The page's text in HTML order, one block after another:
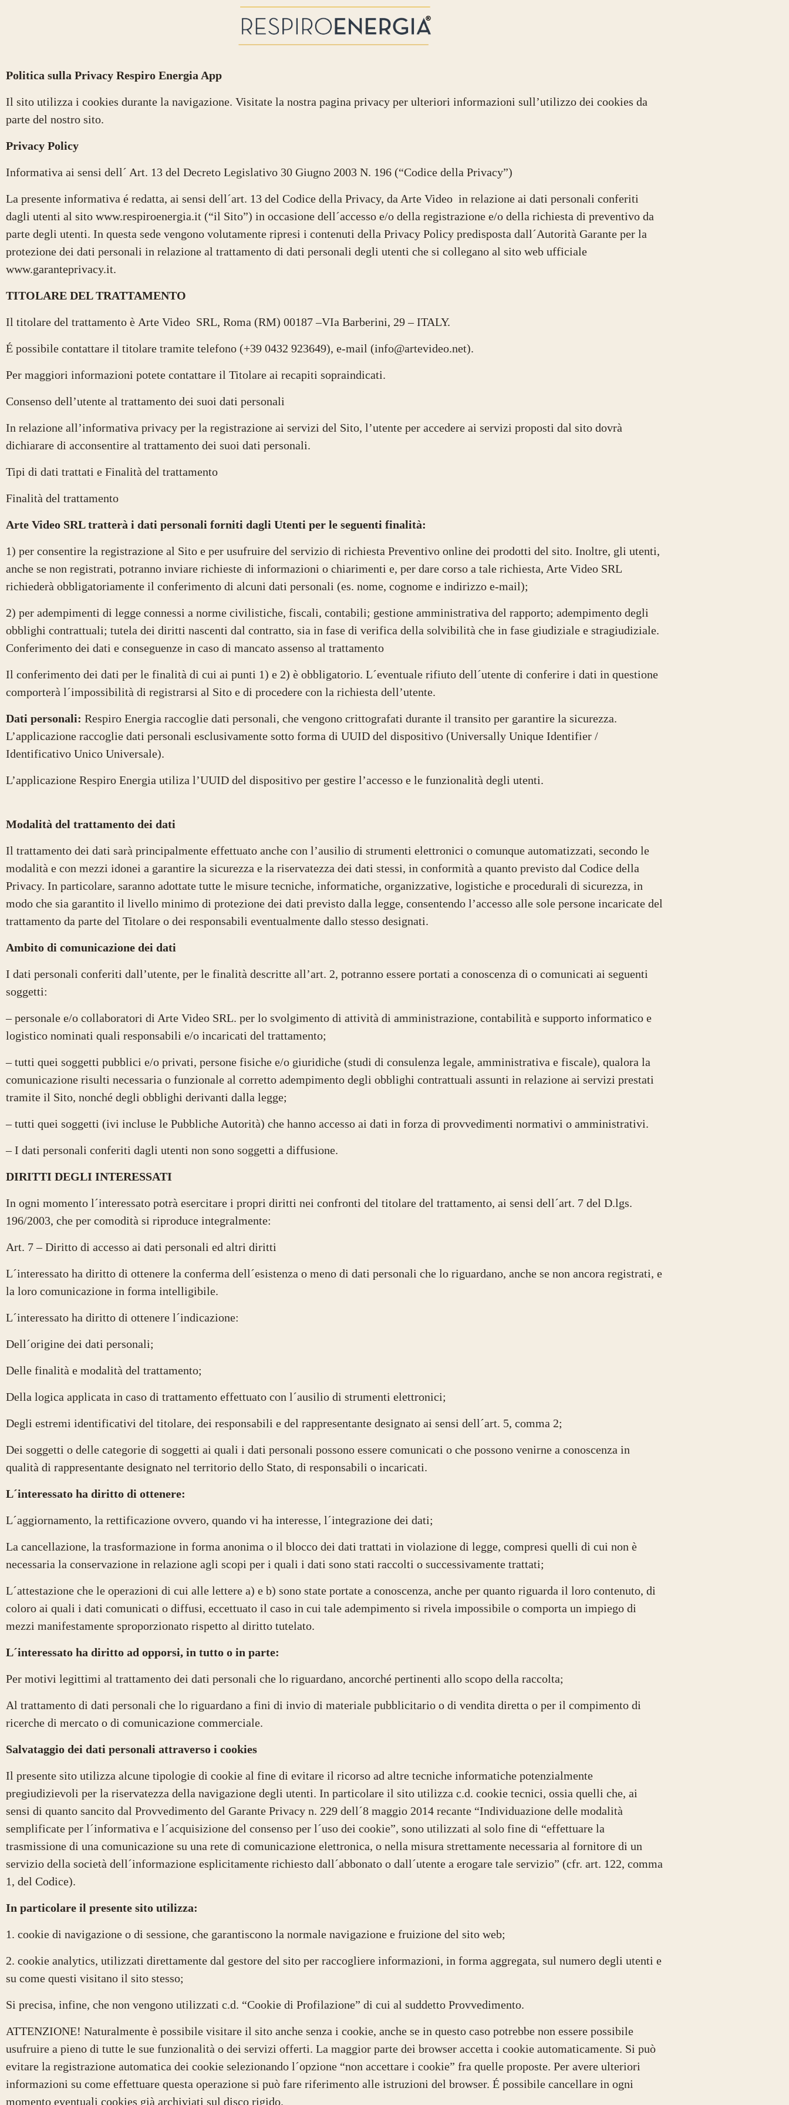
Politica sulla Privacy Respiro Energia App
Il sito utilizza i cookies durante la navigazione. Visitate la nostra pagina privacy per ulteriori informazioni sull’utilizzo dei cookies da
parte del nostro sito.
Privacy Policy
Informativa ai sensi dell´ Art. 13 del Decreto Legislativo 30 Giugno 2003 N. 196 (“Codice della Privacy”)
La presente informativa é redatta, ai sensi dell´art. 13 del Codice della Privacy, da Arte Video in relazione ai dati personali conferiti
dagli utenti al sito www.respiroenergia.it (“il Sito”) in occasione dell´accesso e/o della registrazione e/o della richiesta di preventivo da
parte degli utenti. In questa sede vengono volutamente ripresi i contenuti della Privacy Policy predisposta dall´Autorità Garante per la
protezione dei dati personali in relazione al trattamento di dati personali degli utenti che si collegano al sito web ufficiale
www.garanteprivacy.it.
TITOLARE DEL TRATTAMENTO
Il titolare del trattamento è Arte Video SRL, Roma (RM) 00187 –VIa Barberini, 29 – ITALY.
É possibile contattare il titolare tramite telefono (+39 0432 923649), e-mail (info@artevideo.net).
Per maggiori informazioni potete contattare il Titolare ai recapiti sopraindicati.
Consenso dell’utente al trattamento dei suoi dati personali
In relazione all’informativa privacy per la registrazione ai servizi del Sito, l’utente per accedere ai servizi proposti dal sito dovrà
dichiarare di acconsentire al trattamento dei suoi dati personali.
Tipi di dati trattati e Finalità del trattamento
Finalità del trattamento
Arte Video SRL tratterà i dati personali forniti dagli Utenti per le seguenti finalità:
1) per consentire la registrazione al Sito e per usufruire del servizio di richiesta Preventivo online dei prodotti del sito. Inoltre, gli utenti,
anche se non registrati, potranno inviare richieste di informazioni o chiarimenti e, per dare corso a tale richiesta, Arte Video SRL
richiederà obbligatoriamente il conferimento di alcuni dati personali (es. nome, cognome e indirizzo e-mail);
2) per adempimenti di legge connessi a norme civilistiche, fiscali, contabili; gestione amministrativa del rapporto; adempimento degli
obblighi contrattuali; tutela dei diritti nascenti dal contratto, sia in fase di verifica della solvibilità che in fase giudiziale e stragiudiziale.
Conferimento dei dati e conseguenze in caso di mancato assenso al trattamento
Il conferimento dei dati per le finalità di cui ai punti 1) e 2) è obbligatorio. L´eventuale rifiuto dell´utente di conferire i dati in questione
comporterà l´impossibilità di registrarsi al Sito e di procedere con la richiesta dell’utente.
Dati personali: Respiro Energia raccoglie dati personali, che vengono crittografati durante il transito per garantire la sicurezza.
L’applicazione raccoglie dati personali esclusivamente sotto forma di UUID del dispositivo (Universally Unique Identifier /
Identificativo Unico Universale).
L’applicazione Respiro Energia utiliza l’UUID del dispositivo per gestire l’accesso e le funzionalità degli utenti.
Modalità del trattamento dei dati
Il trattamento dei dati sarà principalmente effettuato anche con l’ausilio di strumenti elettronici o comunque automatizzati, secondo le
modalità e con mezzi idonei a garantire la sicurezza e la riservatezza dei dati stessi, in conformità a quanto previsto dal Codice della
Privacy. In particolare, saranno adottate tutte le misure tecniche, informatiche, organizzative, logistiche e procedurali di sicurezza, in
modo che sia garantito il livello minimo di protezione dei dati previsto dalla legge, consentendo l’accesso alle sole persone incaricate del
trattamento da parte del Titolare o dei responsabili eventualmente dallo stesso designati.
Ambito di comunicazione dei dati
I dati personali conferiti dall’utente, per le finalità descritte all’art. 2, potranno essere portati a conoscenza di o comunicati ai seguenti
soggetti:
– personale e/o collaboratori di Arte Video SRL. per lo svolgimento di attività di amministrazione, contabilità e supporto informatico e
logistico nominati quali responsabili e/o incaricati del trattamento;
– tutti quei soggetti pubblici e/o privati, persone fisiche e/o giuridiche (studi di consulenza legale, amministrativa e fiscale), qualora la
comunicazione risulti necessaria o funzionale al corretto adempimento degli obblighi contrattuali assunti in relazione ai servizi prestati
tramite il Sito, nonché degli obblighi derivanti dalla legge;
– tutti quei soggetti (ivi incluse le Pubbliche Autorità) che hanno accesso ai dati in forza di provvedimenti normativi o amministrativi.
– I dati personali conferiti dagli utenti non sono soggetti a diffusione.
DIRITTI DEGLI INTERESSATI
In ogni momento l´interessato potrà esercitare i propri diritti nei confronti del titolare del trattamento, ai sensi dell´art. 7 del D.lgs.
196/2003, che per comodità si riproduce integralmente:
Art. 7 – Diritto di accesso ai dati personali ed altri diritti
L´interessato ha diritto di ottenere la conferma dell´esistenza o meno di dati personali che lo riguardano, anche se non ancora registrati, e
la loro comunicazione in forma intelligibile.
L´interessato ha diritto di ottenere l´indicazione:
Dell´origine dei dati personali;
Delle finalità e modalità del trattamento;
Della logica applicata in caso di trattamento effettuato con l´ausilio di strumenti elettronici;
Degli estremi identificativi del titolare, dei responsabili e del rappresentante designato ai sensi dell´art. 5, comma 2;
Dei soggetti o delle categorie di soggetti ai quali i dati personali possono essere comunicati o che possono venirne a conoscenza in
qualità di rappresentante designato nel territorio dello Stato, di responsabili o incaricati.
L´interessato ha diritto di ottenere:
L´aggiornamento, la rettificazione ovvero, quando vi ha interesse, l´integrazione dei dati;
La cancellazione, la trasformazione in forma anonima o il blocco dei dati trattati in violazione di legge, compresi quelli di cui non è
necessaria la conservazione in relazione agli scopi per i quali i dati sono stati raccolti o successivamente trattati;
L´attestazione che le operazioni di cui alle lettere a) e b) sono state portate a conoscenza, anche per quanto riguarda il loro contenuto, di
coloro ai quali i dati comunicati o diffusi, eccettuato il caso in cui tale adempimento si rivela impossibile o comporta un impiego di
mezzi manifestamente sproporzionato rispetto al diritto tutelato.
L´interessato ha diritto ad opporsi, in tutto o in parte:
Per motivi legittimi al trattamento dei dati personali che lo riguardano, ancorché pertinenti allo scopo della raccolta;
Al trattamento di dati personali che lo riguardano a fini di invio di materiale pubblicitario o di vendita diretta o per il compimento di
ricerche di mercato o di comunicazione commerciale.
Salvataggio dei dati personali attraverso i cookies
Il presente sito utilizza alcune tipologie di cookie al fine di evitare il ricorso ad altre tecniche informatiche potenzialmente
pregiudizievoli per la riservatezza della navigazione degli utenti. In particolare il sito utilizza c.d. cookie tecnici, ossia quelli che, ai
sensi di quanto sancito dal Provvedimento del Garante Privacy n. 229 dell´8 maggio 2014 recante “Individuazione delle modalità
semplificate per l´informativa e l´acquisizione del consenso per l´uso dei cookie”, sono utilizzati al solo fine di “effettuare la
trasmissione di una comunicazione su una rete di comunicazione elettronica, o nella misura strettamente necessaria al fornitore di un
servizio della società dell´informazione esplicitamente richiesto dall´abbonato o dall´utente a erogare tale servizio” (cfr. art. 122, comma
1, del Codice).
In particolare il presente sito utilizza:
1. cookie di navigazione o di sessione, che garantiscono la normale navigazione e fruizione del sito web;
2. cookie analytics, utilizzati direttamente dal gestore del sito per raccogliere informazioni, in forma aggregata, sul numero degli utenti e
su come questi visitano il sito stesso;
Si precisa, infine, che non vengono utilizzati c.d. “Cookie di Profilazione” di cui al suddetto Provvedimento.
ATTENZIONE! Naturalmente è possibile visitare il sito anche senza i cookie, anche se in questo caso potrebbe non essere possibile
usufruire a pieno di tutte le sue funzionalità o dei servizi offerti. La maggior parte dei browser accetta i cookie automaticamente. Si può
evitare la registrazione automatica dei cookie selezionando l´opzione “non accettare i cookie” fra quelle proposte. Per avere ulteriori
informazioni su come effettuare questa operazione si può fare riferimento alle istruzioni del browser. É possibile cancellare in ogni
momento eventuali cookies già archiviati sul disco rigido.